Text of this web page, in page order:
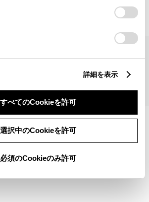
撤回したりするにあたっては、当社の
）情報の取り扱いについて
」をご覧くだ
詳細を表示
すべてのCookieを許可
選択中のCookieを許可
必須のCookieのみ許可
用規約反社会的勢力に対する基本方針企業情報
CORPORATION. ALL RIGHTS RESERVED.